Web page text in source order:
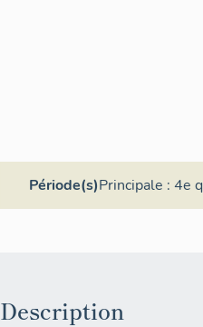
Période(s)Principale : 4e
Description